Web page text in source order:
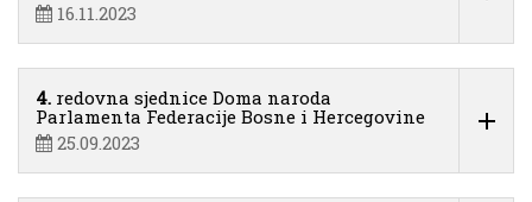
16.11.2023
4. redovna sjednice Doma naroda
Parlamenta Federacije Bosne i Hercegovine
25.09.2023